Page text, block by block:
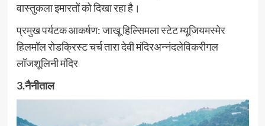
वास्तुकला इमारतों को दिखा रहा है।
प्रमुख पर्यटक आकर्षण: जाखू हिल्सिमला स्टेट म्यूजियमस्मेर
हिलमॉल रोडक्रिस्ट चर्च तारा देवी मंदिरअन्नंदलेविकरीगल
लॉजशूलिनी मंदिर
3.नैनीताल